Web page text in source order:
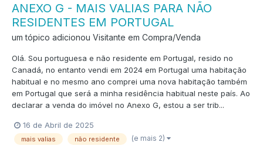
ANEXO G - MAIS VALIAS PARA NÃO
RESIDENTES EM PORTUGAL
um tópico adicionou Visitante em Compra/Venda
Olá. Sou portuguesa e não residente em Portugal, resido no
Canadá, no entanto vendi em 2024 em Portugal uma habitação
habitual e no mesmo ano comprei uma nova habitação também
em Portugal que será a minha residência habitual neste país. Ao
declarar a venda do imóvel no Anexo G, estou a ser trib...
16 de Abril de 2025
mais valias não residente (e mais 2)